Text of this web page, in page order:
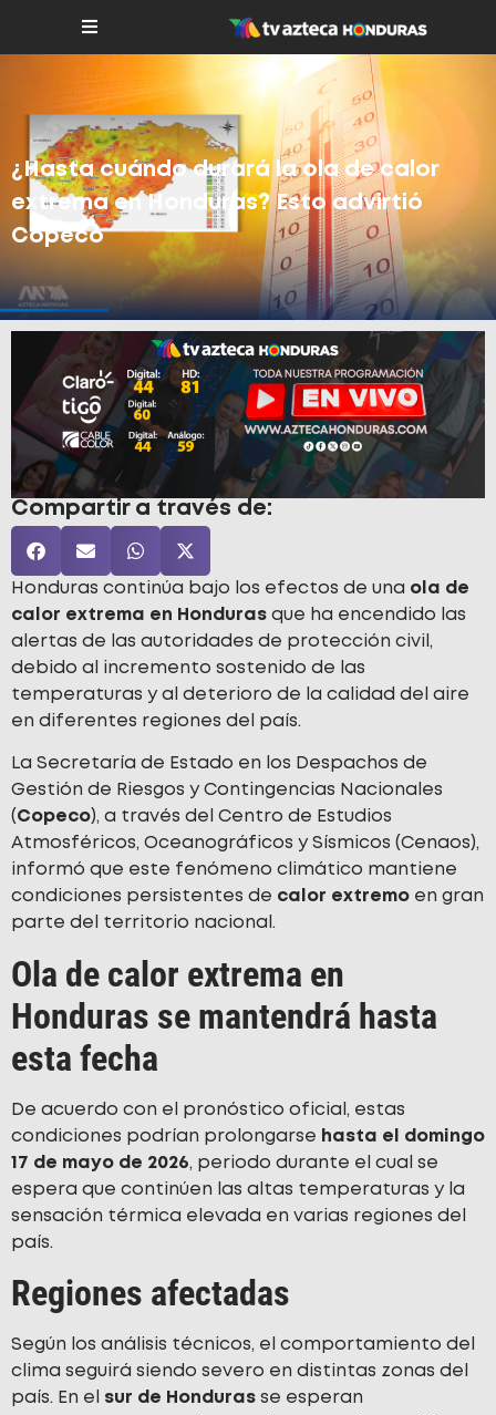
¿Hasta cuándo durará la ola de calor
extrema en Honduras? Esto advirtió
Copeco
Compartir a través de:
Honduras continúa bajo los efectos de una ola de
calor extrema en Honduras que ha encendido las
alertas de las autoridades de protección civil,
debido al incremento sostenido de las
temperaturas y al deterioro de la calidad del aire
en diferentes regiones del país.
La Secretaría de Estado en los Despachos de
Gestión de Riesgos y Contingencias Nacionales
(Copeco), a través del Centro de Estudios
Atmosféricos, Oceanográficos y Sísmicos (Cenaos),
informó que este fenómeno climático mantiene
condiciones persistentes de calor extremo en gran
parte del territorio nacional.
Ola de calor extrema en
Honduras se mantendrá hasta
esta fecha
De acuerdo con el pronóstico oficial, estas
condiciones podrían prolongarse hasta el domingo
17 de mayo de 2026, periodo durante el cual se
espera que continúen las altas temperaturas y la
sensación térmica elevada en varias regiones del
país.
Regiones afectadas
Según los análisis técnicos, el comportamiento del
clima seguirá siendo severo en distintas zonas del
país. En el sur de Honduras se esperan